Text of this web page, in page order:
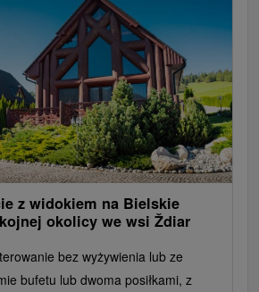
z widokiem na Bielskie
okolicy we wsi Ždiar
bez wyżywienia lub ze
bufetu lub dwoma posiłkami, z